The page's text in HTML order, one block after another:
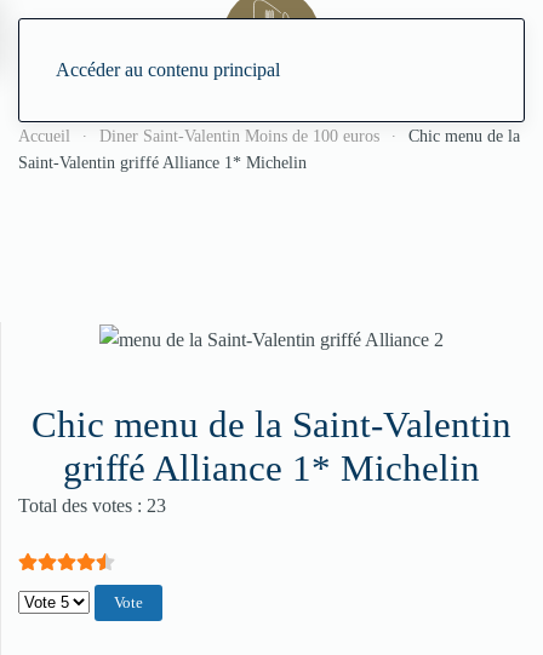
Accéder au contenu principal
Accueil Diner Saint-Valentin Moins de 100 euros
Chic menu de la
Saint-Valentin griffé Alliance 1* Michelin
Chic menu de la Saint-Valentin
griffé Alliance 1* Michelin
Vote utilisateur: 4.5/
Total des votes : 23
Veuillez voter